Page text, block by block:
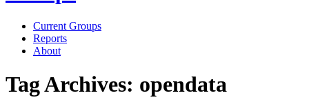
Current Groups
Reports
About
Tag Archives: opendata